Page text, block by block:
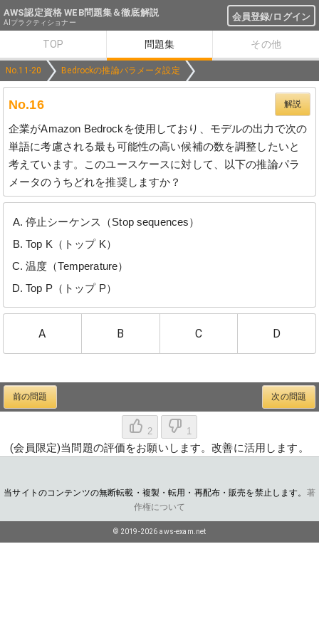
AWS認定資格 WEB問題集＆徹底解説 会員登録/ログイン
AIプラクティショナー
TOP 問題集 その他
No.11-20 Bedrockの推論パラメータ設定
No.16 解説
企業がAmazon Bedrockを使用しており、モデルの出力で次の
単語に考慮される最も可能性の高い候補の数を調整したいと
考えています。このユースケースに対して、以下の推論パラ
メータのうちどれを推奨しますか？
停止シーケンス（Stop sequences）
Top K（トップ K）
温度（Temperature）
Top P（トップ P）
A B C D
次の問題
前の問題
2 1
(会員限定)当問題の評価をお願いします。改善に活用します。
当サイトのコンテンツの無断転載・複製・転用・再配布・販売を禁止します。 著
作権について
© 2019-2026 aws-exam.net